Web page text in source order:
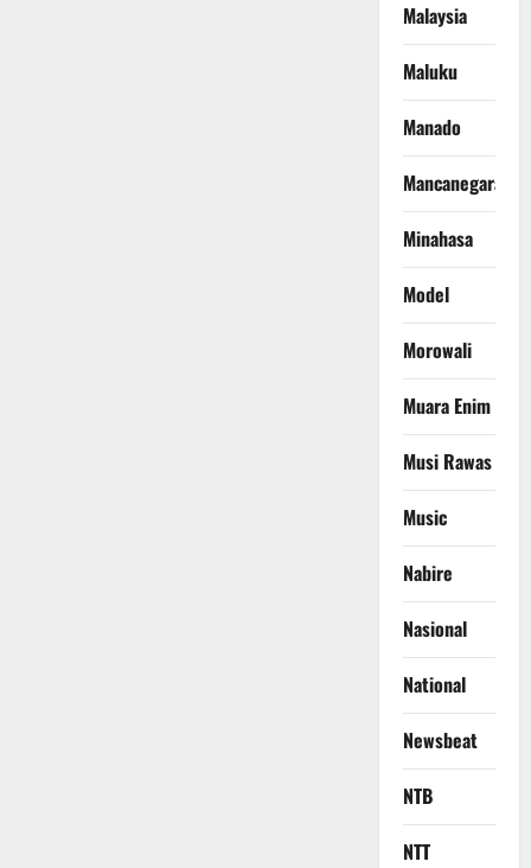
Malaysia
Maluku
Manado
Mancanegara
Minahasa
Model
Morowali
Muara Enim
Musi Rawas
Music
Nabire
Nasional
National
Newsbeat
NTB
NTT